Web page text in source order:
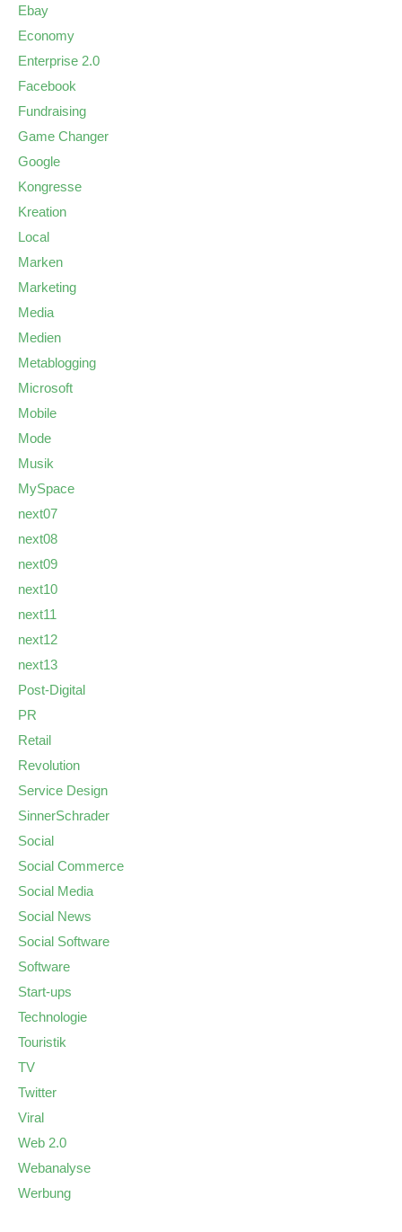
Ebay
Economy
Enterprise 2.0
Facebook
Fundraising
Game Changer
Google
Kongresse
Kreation
Local
Marken
Marketing
Media
Medien
Metablogging
Microsoft
Mobile
Mode
Musik
MySpace
next07
next08
next09
next10
next11
next12
next13
Post-Digital
PR
Retail
Revolution
Service Design
SinnerSchrader
Social
Social Commerce
Social Media
Social News
Social Software
Software
Start-ups
Technologie
Touristik
TV
Twitter
Viral
Web 2.0
Webanalyse
Werbung